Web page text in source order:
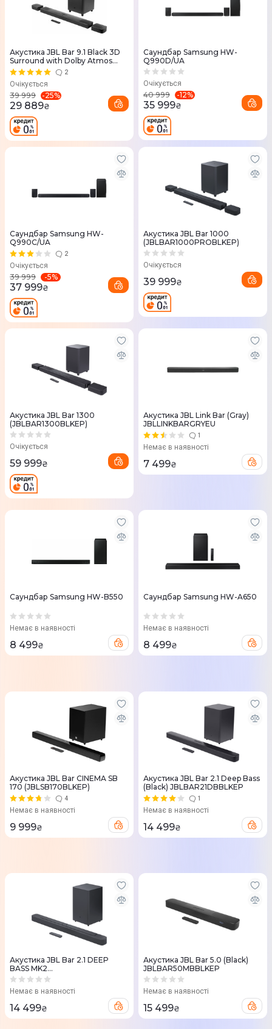
Акустика JBL Bar 9.1 Black 3D
Surround with Dolby Atmos
(JBLBAR913DBLKEP)
2
Очікується
39 999 -25%
29 889₴
Саундбар Samsung HW-
Q990D/UA
Очікується
40 999 -12%
35 999₴
Саундбар Samsung HW-
Q990C/UA
2
Очікується
39 999 -5%
37 999₴
Акустика JBL Bar 1000
(JBLBAR1000PROBLKEP)
Очікується
39 999₴
Акустика JBL Bar 1300
(JBLBAR1300BLKEP)
Очікується
59 999₴
Акустика JBL Link Bar (Gray)
JBLLINKBARGRYEU
1
Немає в наявності
7 499₴
Саундбар Samsung HW-B550
Немає в наявності
8 499₴
Саундбар Samsung HW-A650
Немає в наявності
8 499₴
Акустика JBL Bar CINEMA SB
170 (JBLSB170BLKEP)
4
Немає в наявності
9 999₴
Акустика JBL Bar 2.1 Deep Bass
(Black) JBLBAR21DBBLKEP
1
Немає в наявності
14 499₴
Акустика JBL Bar 2.1 DEEP
BASS MK2
(JBLBAR21DBM2BLKEP)
Немає в наявності
14 499₴
Акустика JBL Bar 5.0 (Black)
JBLBAR50MBBLKEP
Немає в наявності
15 499₴